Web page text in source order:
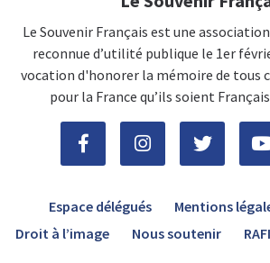
Le Souvenir Français est une
reconnue d’utilité publique le 1er
vocation d'honorer la mémoire de tous
pour la France qu’ils soient
Espace délégués Mentions
Droit à l’image
Nous soutenir